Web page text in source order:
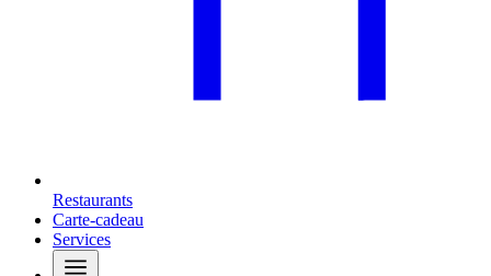
Restaurants
Carte-cadeau
Services